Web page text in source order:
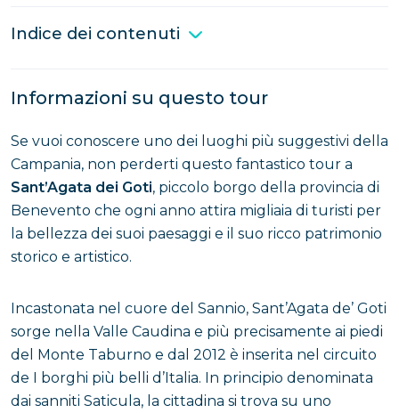
Indice dei contenuti
Informazioni su questo tour
Se vuoi conoscere uno dei luoghi più suggestivi della
Campania, non perderti questo fantastico tour a
Sant’Agata dei Goti, piccolo borgo della provincia di
Benevento che ogni anno attira migliaia di turisti per
la bellezza dei suoi paesaggi e il suo ricco patrimonio
storico e artistico.
Incastonata nel cuore del Sannio, Sant’Agata de’ Goti
sorge nella Valle Caudina e più precisamente ai piedi
del Monte Taburno e dal 2012 è inserita nel circuito
de I borghi più belli d’Italia. In principio denominata
dai sanniti Saticula, la cittadina si trova su uno